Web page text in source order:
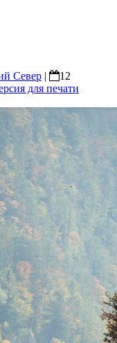
Север |
12
для печати